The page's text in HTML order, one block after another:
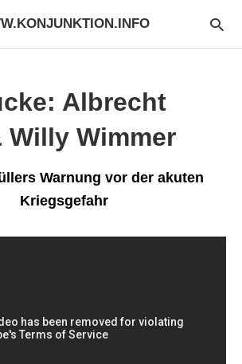
Albrecht
Willy Wimmer
Warnung vor der akuten
Kriegsgefahr